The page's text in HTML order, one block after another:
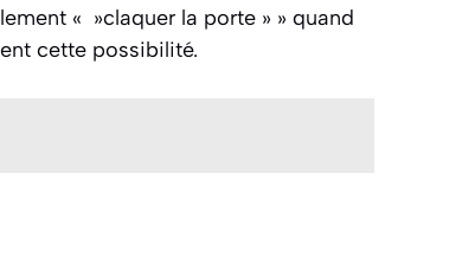
« »claquer la porte » » quand
cette possibilité.